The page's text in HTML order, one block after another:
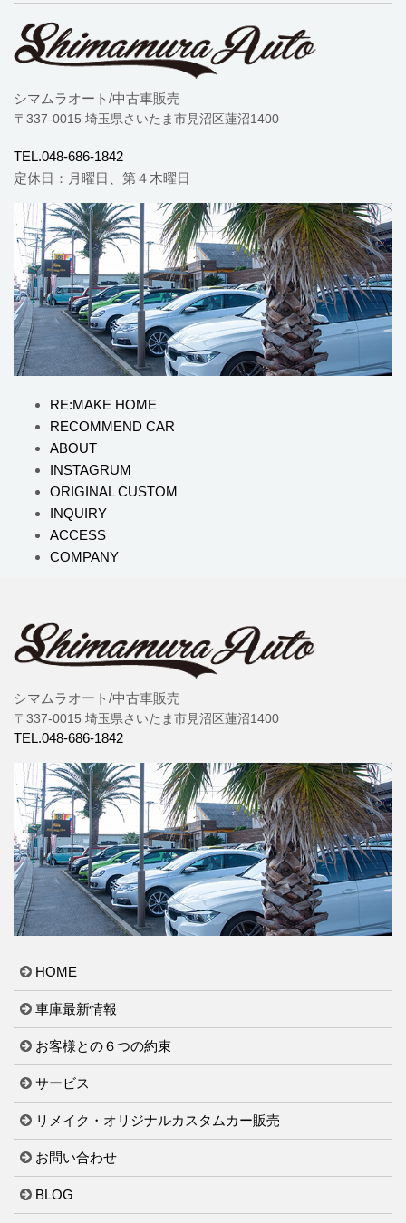
シマムラオート/中古車販売
〒337-0015 埼玉県さいたま市見沼区蓮沼1400
TEL.048-686-1842
定休日：月曜日、第４木曜日
RE:MAKE HOME
RECOMMEND CAR
ABOUT
INSTAGRUM
ORIGINAL CUSTOM
INQUIRY
ACCESS
COMPANY
シマムラオート/中古車販売
〒337-0015 埼玉県さいたま市見沼区蓮沼1400
TEL.048-686-1842
HOME
車庫最新情報
お客様との６つの約束
サービス
リメイク・オリジナルカスタムカー販売
お問い合わせ
BLOG